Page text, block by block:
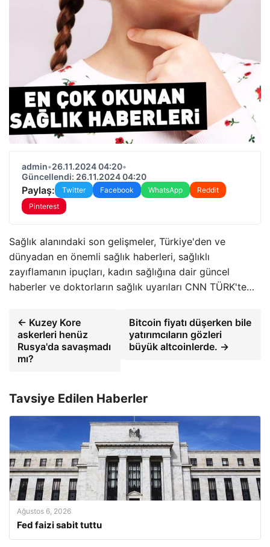
admin•26.11.2024 04:20•
Güncellendi: 26.11.2024 04:20
Paylaş: Twitter Facebook WhatsApp
Reddit
Pinterest
Sağlık alanındaki son gelişmeler, Türkiye'den ve
dünyadan en önemli sağlık haberleri, sağlıklı
zayıflamanın ipuçları, kadın sağlığına dair güncel
haberler ve doktorların sağlık uyarıları CNN TÜRK'te…
← Kuzey Kore
askerleri henüz
Rusya'da savaşmadı
mı?
Bitcoin fiyatı düşerken bile
yatırımcıların gözleri
büyük altcoinlerde. →
Tavsiye Edilen Haberler
Ağustos 6, 2026
Fed faizi sabit tuttu